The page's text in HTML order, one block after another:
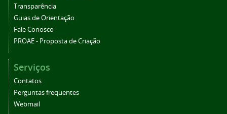
Transparência
Guias de Orientação
Fale Conosco
PROAE - Proposta de Criação
Serviços
Contatos
Perguntas frequentes
Webmail